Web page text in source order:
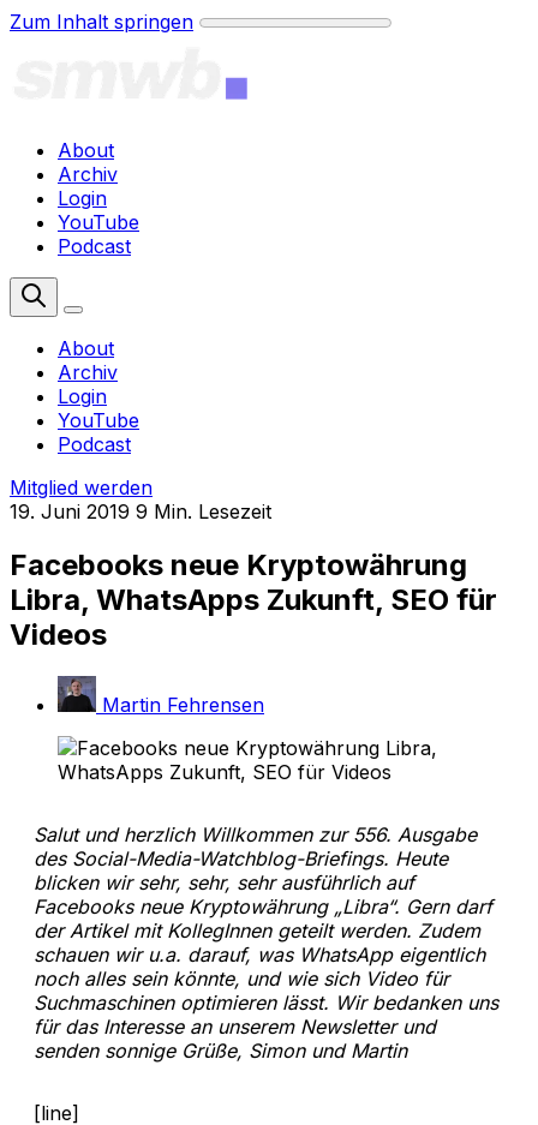
Zum Inhalt springen
About
Archiv
Login
YouTube
Podcast
About
Archiv
Login
YouTube
Podcast
Mitglied werden
19. Juni 2019 9 Min. Lesezeit
Facebooks neue Kryptowährung
Libra, WhatsApps Zukunft, SEO für
Videos
Martin Fehrensen
Salut und herzlich Willkommen zur 556. Ausgabe
des Social-Media-Watchblog-Briefings. Heute
blicken wir sehr, sehr, sehr ausführlich auf
Facebooks neue Kryptowährung „Libra“. Gern darf
der Artikel mit KollegInnen geteilt werden. Zudem
schauen wir u.a. darauf, was WhatsApp eigentlich
noch alles sein könnte, und wie sich Video für
Suchmaschinen optimieren lässt. Wir bedanken uns
für das Interesse an unserem Newsletter und
senden sonnige Grüße, Simon und Martin
[line]